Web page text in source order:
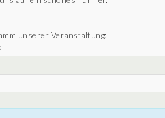
unserer Veranstaltung: